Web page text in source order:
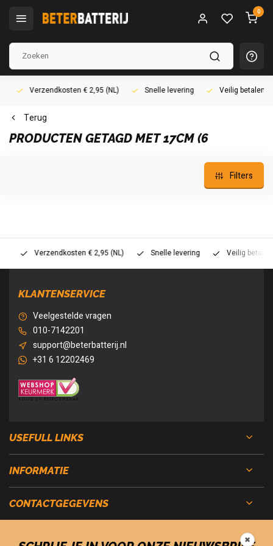
0
Verzendkosten € 2,95 (NL) Snelle levering Veilig betalen
Terug
PRODUCTEN GETAGD MET 17CM (6
Filters
Verzendkosten € 2,95 (NL) Snelle levering Veilig betalen
KLANTENSERVICE
Veelgestelde vragen
010-7142201
support@beterbatterij.nl
+31 6 12202469
USEFULL LINKS
INFORMATIE
CONTACTGEGEVENS
✖